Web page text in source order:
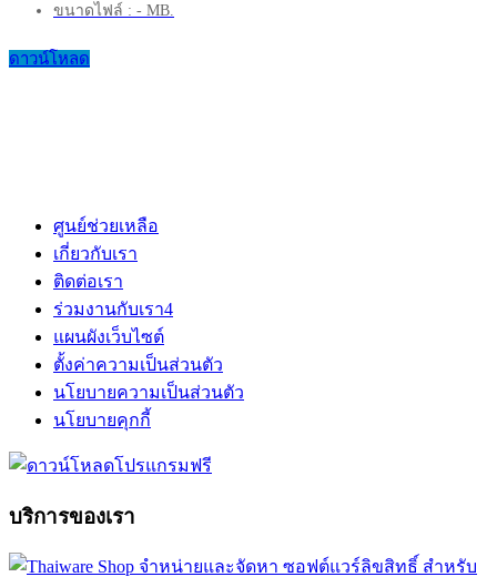
ขนาดไฟล์ : - MB.
ดาวน์โหลด
ศูนย์ช่วยเหลือ
เกี่ยวกับเรา
ติดต่อเรา
ร่วมงานกับเรา4
แผนผังเว็บไซต์
ตั้งค่าความเป็นส่วนตัว
นโยบายความเป็นส่วนตัว
นโยบายคุกกี้
บริการของเรา